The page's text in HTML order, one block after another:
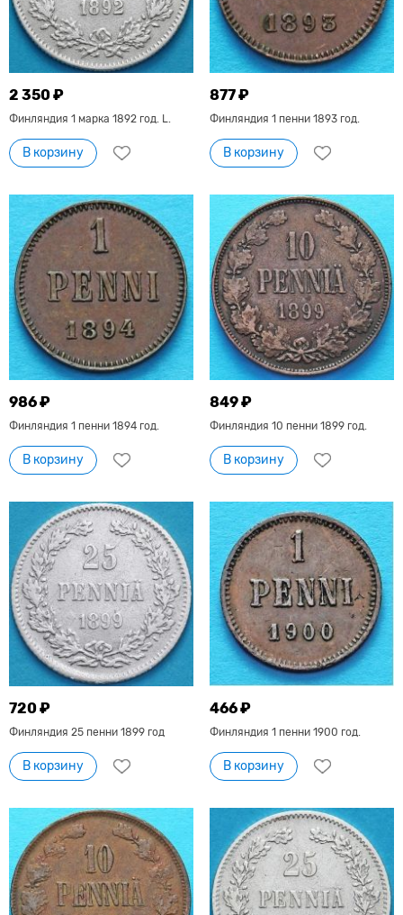
2 350 ₽
Финляндия 1 марка 1892 год. L.
В корзину
877 ₽
Финляндия 1 пенни 1893 год.
В корзину
986 ₽
Финляндия 1 пенни 1894 год.
В корзину
849 ₽
Финляндия 10 пенни 1899 год.
В корзину
720 ₽
Финляндия 25 пенни 1899 год
В корзину
466 ₽
Финляндия 1 пенни 1900 год.
В корзину